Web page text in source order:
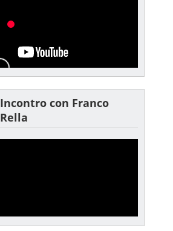
Incontro con Franco
Rella